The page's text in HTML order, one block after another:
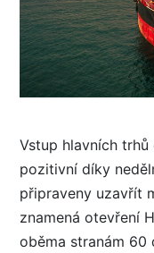
Vstup hlavních
pozitivní díky
připraveny uzavřít
znamená otevření
oběma stranám 60